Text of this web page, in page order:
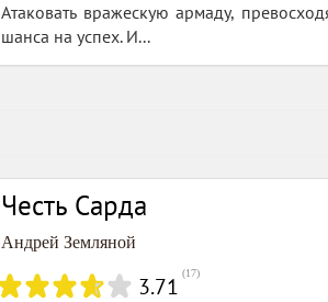
Атаковать вражескую армаду,
шанса на успех. И...
Честь Сарда
Андрей Земляной
3.71 (17)